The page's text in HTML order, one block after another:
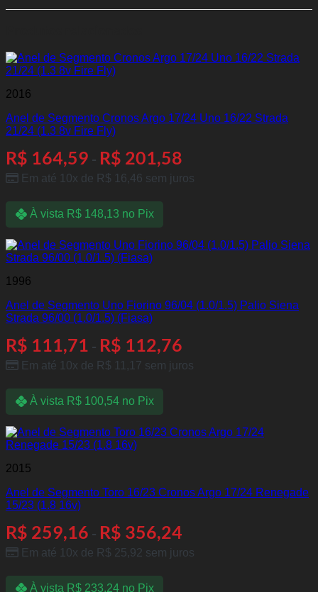
2016
Anel de Segmento Cronos Argo 17/24 Uno 16/22 Strada
21/24 (1.3 8v Fire Fly)
R$ 164,59 - R$ 201,58
Em até 10x de R$ 16,46 sem juros
À vista R$148,13 no Pix
1996
Anel de Segmento Uno Fiorino 96/04 (1.0/1.5) Palio Siena
Strada 96/00 (1.0/1.5) (Fiasa)
R$ 111,71 - R$ 112,76
Em até 10x de R$ 11,17 sem juros
À vista R$100,54 no Pix
2015
Anel de Segmento Toro 16/23 Cronos Argo 17/24 Renegade
15/23 (1.8 16v)
R$ 259,16 - R$ 356,24
Em até 10x de R$ 25,92 sem juros
À vista R$233,24 no Pix